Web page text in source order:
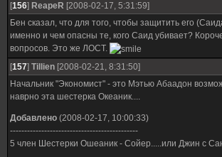
[156] ReapeR [2008-02-17, 5:31:59]
Бен сказал, что для того, чтобы защитить его
именно и чем опасны те, кого Саид убивает?
вопросов. Это же ЛОСТ.
[157] Tillien [2008-02-21, 8:31:50]
Начальник "Экономист" - это Мэтью Абаадон
наврно эта шестерка Океаник....
Добавлено (2008-02-17, 10:00:33)
---------------------------------------------
5 член Шестерки Ошеаник - Сойер.....или Джин с